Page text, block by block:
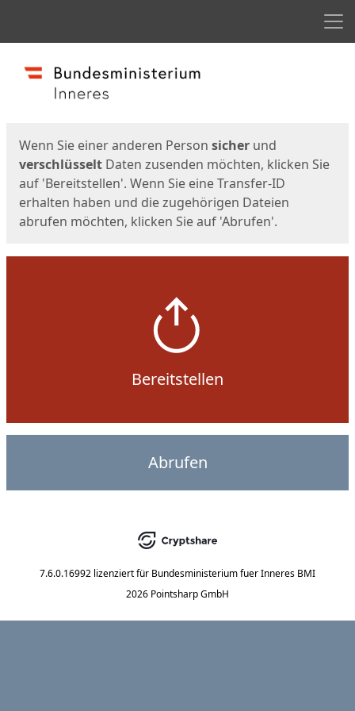
Start
Wenn Sie einer anderen Person sicher und
verschlüsselt Daten zusenden möchten, klicken Sie
auf 'Bereitstellen'. Wenn Sie eine Transfer-ID
erhalten haben und die zugehörigen Dateien
abrufen möchten, klicken Sie auf 'Abrufen'.
Bereitstellen
Abrufen
7.6.0.16992 lizenziert für Bundesministerium fuer Inneres BMI
2026 Pointsharp GmbH